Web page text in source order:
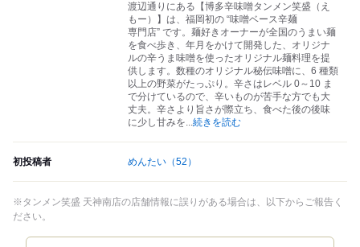
渡辺通りにある【博多辛味噌タンメン笑盛（え
もー）】は、福岡初の “味噌ベース辛麺
専門店” です。麺好きオーナーが全国のうまい麺
を食べ歩き、年月をかけて開発した、オリジナ
ルの辛うま味噌を使ったオリジナル麺料理を提
供します。数種のオリジナル秘伝味噌に、6 種類
以上の野菜がたっぷり。辛さはレベル 0～10 ま
で分けているので、辛いものが苦手な方でも大
丈夫。辛さより旨さが際立ち、食べた後の後味
に少し甘みを...続きを読む
初投稿者 めんたい （52）
※タンメン笑盛 天神南店の店舗情報に誤りがある場合は、以下からご報告く
ださい。